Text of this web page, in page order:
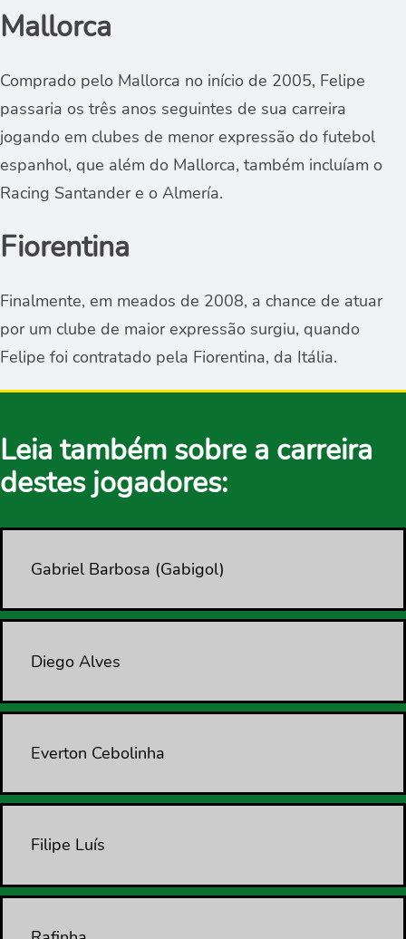
Mallorca
Comprado pelo Mallorca no início de 2005, Felipe
passaria os três anos seguintes de sua carreira
jogando em clubes de menor expressão do futebol
espanhol, que além do Mallorca, também incluíam o
Racing Santander e o Almería.
Fiorentina
Finalmente, em meados de 2008, a chance de atuar
por um clube de maior expressão surgiu, quando
Felipe foi contratado pela Fiorentina, da Itália.
Leia também sobre a carreira
destes jogadores:
Gabriel Barbosa (Gabigol)
Diego Alves
Everton Cebolinha
Filipe Luís